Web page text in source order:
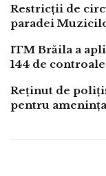
Restricții de
paradei
ITM Brăila a
144 de
Reținut de
pentru